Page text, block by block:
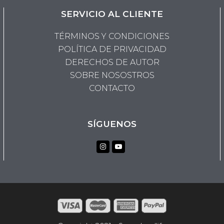
SERVICIO AL CLIENTE
TÉRMINOS Y CONDICIONES
POLÍTICA DE PRIVACIDAD
DERECHOS DE AUTOR
SOBRE NOSOSTROS
CONTACTO
SÍGUENOS
InstagramYoutube